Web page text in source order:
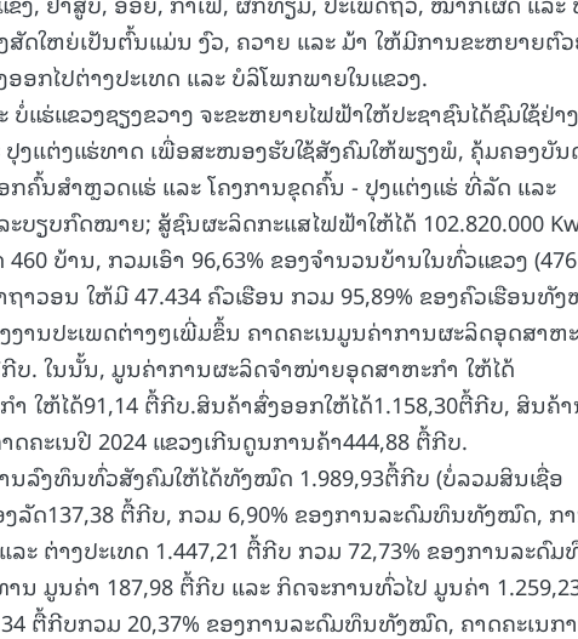
ດໃຫຍ່ເປັນຕົ້ນແມ່ນ ງົວ, ຄວາຍ ແລະ ມ້າ ໃຫ້ມີການຂະຫຍາຍຕົວ
ອກໄປຕ່າງປະເທດ ແລະ ບໍລິໂພກພາຍໃນແຂວງ.
ແຮ່ແຂວງຊຽງຂວາງ ຈະຂະຫຍາຍໄຟຟ້າໃຫ້ປະຊາຊົນໄດ້ຊົມໃຊ້ຢ່າ
ປຸງແຕ່ງແຮ່ທາດ ເພື່ອສະໜອງຮັບໃຊ້ສັງຄົມໃຫ້ພຽງພໍ, ຄຸ້ມຄອງບັນ
ກຄົ້ນສຳຫຼວດແຮ່ ແລະ ໂຄງການຂຸດຄົ້ນ - ປຸງແຕ່ງແຮ່ ທີ່ລັດ ແລະ
ບຽບກົດໝາຍ; ສູ້ຊົນຜະລິດກະແສໄຟຟ້າໃຫ້ໄດ້ 102.820.000
ບ້ານ, ກວມເອົາ 96,63% ຂອງຈໍານວນບ້ານໃນທົ່ວແຂວງ (476
າວອນ ໃຫ້ມີ 47.434 ຄົວເຮືອນ ກວມ 95,89% ຂອງຄົວເຮືອນທັ
ງານປະເພດຕ່າງໆເພີ່ມຂຶ້ນ ຄາດຄະເນມູນຄ່າການຜະລິດອຸດສາຫ
ບ. ໃນນັ້ນ, ມູນຄ່າການຜະລິດຈໍາໜ່າຍອຸດສາຫະກຳ ໃຫ້ໄດ້
ໃຫ້ໄດ້91,14 ຕື້ກີບ.ສິນຄ້າສົ່ງອອກໃຫ້ໄດ້1.158,30ຕື້ກີບ, ສິນຄ້
ຄະເນປີ 2024 ແຂວງເກີນດູນການຄ້າ444,88 ຕື້ກີບ.
ນລົງທຶນທົ່ວສັງຄົມໃຫ້ໄດ້ທັງໝົດ 1.989,93ຕື້ກີບ (ບໍ່ລວມສິນເຊື່ອ
ລັດ137,38 ຕື້ກີບ, ກວມ 6,90% ຂອງການລະດົມທຶນທັງໝົດ, ກ
ະ ຕ່າງປະເທດ 1.447,21 ຕື້ກີບ ກວມ 72,73% ຂອງການລະດົມ
ມູນຄ່າ 187,98 ຕື້ກີບ ແລະ ກິດຈະການທົ່ວໄປ ມູນຄ່າ
ຕື້ກີບກວມ 20,37% ຂອງການລະດົມທຶນທັງໝົດ, ຄາດຄະເນກ